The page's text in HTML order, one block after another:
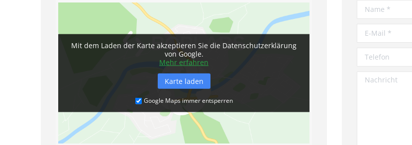
Mit dem Laden der Karte akzeptieren Sie die Datenschutzerklärung
von Google.
Mehr erfahren
Karte laden
Google Maps immer entsperren
Name *
E-Mail *
Telefon
Nachricht